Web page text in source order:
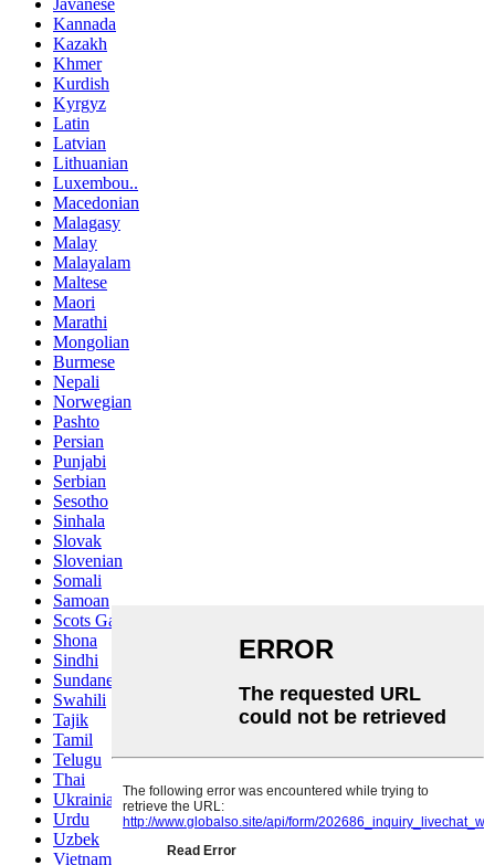
Kannada
Kazakh
Khmer
Kurdish
Kyrgyz
Latin
Latvian
Lithuanian
Luxembou..
Macedonian
Malagasy
Malay
Malayalam
Maltese
Maori
Marathi
Mongolian
Burmese
Nepali
Norwegian
Pashto
Persian
Punjabi
Serbian
Sesotho
Sinhala
Slovak
Slovenian
Somali
Samoan
Scots Gaelic
Shona
Sindhi
Sundanese
Swahili
Tajik
Tamil
Telugu
Thai
Ukrainian
Urdu
Uzbek
Vietnamese